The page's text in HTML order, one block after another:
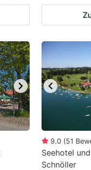
9.0 (51
Seehotel
Schnöller